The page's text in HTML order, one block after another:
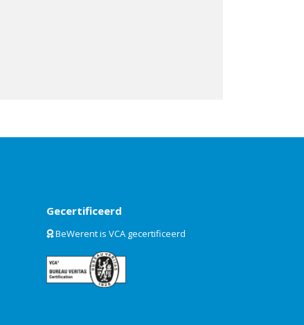
Gecertificeerd
BeWerent is VCA gecertificeerd